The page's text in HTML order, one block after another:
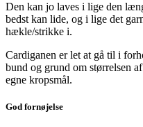
Den kan jo laves i lige den
bedst kan lide, og i lige det
hækle/strikke i.
Cardiganen er let at gå til i
bund og grund om størrelsen
egne kropsmål.
God fornøjelse